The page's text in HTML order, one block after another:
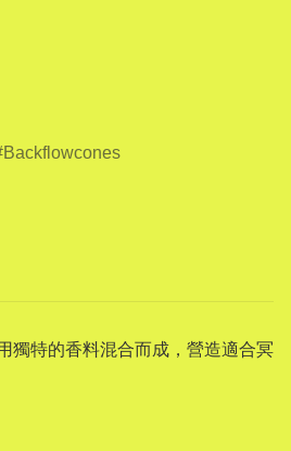
Backflowcones
獨特的香料混合而成，營造適合冥